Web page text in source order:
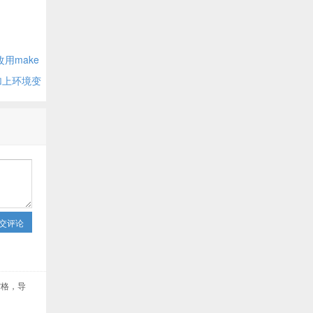
用make
环境变
评论
，导